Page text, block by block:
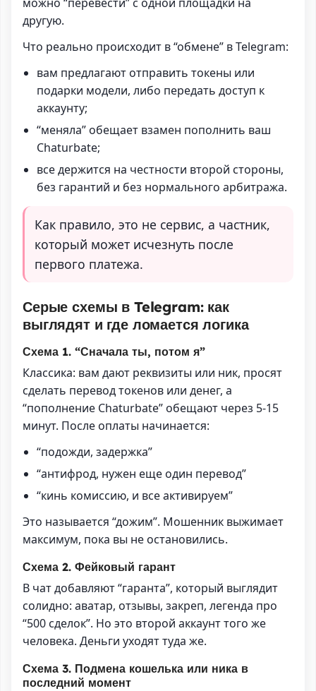
другую.
Что реально происходит в “обмене” в Telegram:
вам предлагают отправить токены или
подарки модели, либо передать доступ к
аккаунту;
“меняла” обещает взамен пополнить ваш
Chaturbate;
все держится на честности второй стороны,
без гарантий и без нормального арбитража.
Как правило, это не сервис, а частник,
который может исчезнуть после
первого платежа.
Серые схемы в Telegram: как
выглядят и где ломается логика
Схема 1. “Сначала ты, потом я”
Классика: вам дают реквизиты или ник, просят
сделать перевод токенов или денег, а
“пополнение Chaturbate” обещают через 5-15
минут. После оплаты начинается:
“подожди, задержка”
“антифрод, нужен еще один перевод”
“кинь комиссию, и все активируем”
Это называется “дожим”. Мошенник выжимает
максимум, пока вы не остановились.
Схема 2. Фейковый гарант
В чат добавляют “гаранта”, который выглядит
солидно: аватар, отзывы, закреп, легенда про
“500 сделок”. Но это второй аккаунт того же
человека. Деньги уходят туда же.
Схема 3. Подмена кошелька или ника в
последний момент